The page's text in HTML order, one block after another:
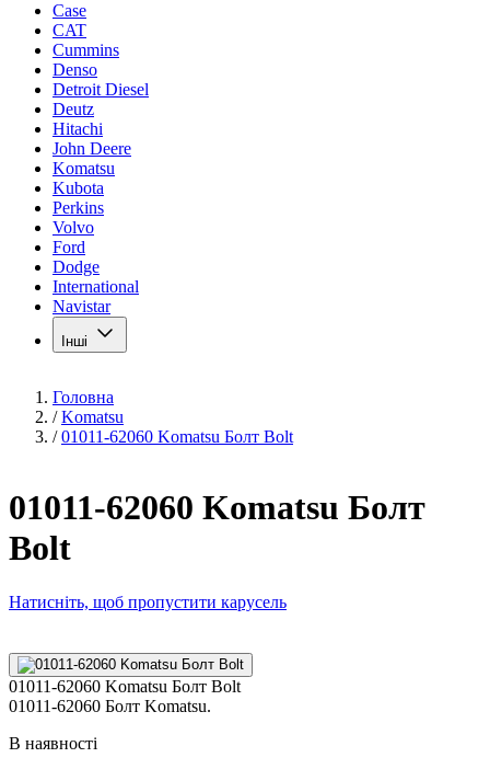
Case
CAT
Cummins
Denso
Detroit Diesel
Deutz
Hitachi
John Deere
Komatsu
Kubota
Perkins
Volvo
Ford
Dodge
International
Navistar
Інші
Головна
/ Komatsu
/ 01011-62060 Komatsu Болт Bolt
01011-62060 Komatsu Болт
Bolt
Натисніть, щоб пропустити карусель
01011-62060 Komatsu Болт Bolt
01011-62060 Болт Komatsu.
В наявності